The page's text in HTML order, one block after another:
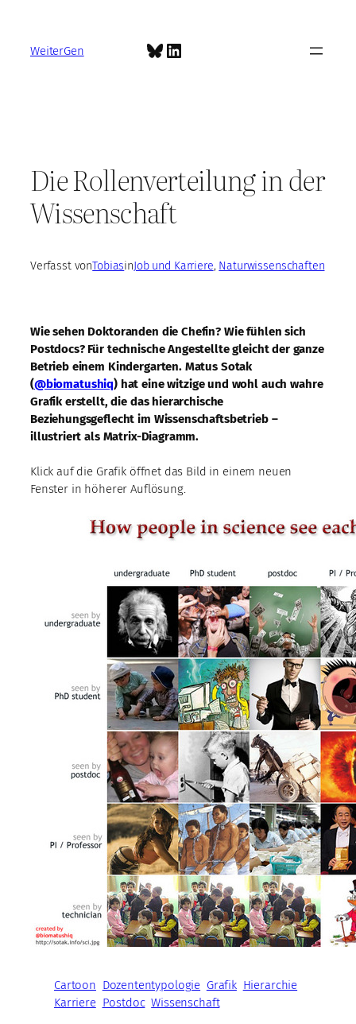
springen
WeiterGen Bluesky
LinkedIn
Die Rollenverteilung in der
Wissenschaft
Verfasst vonTobiasinJob und Karriere, Naturwissenschaften
Wie sehen Doktoranden die Chefin? Wie fühlen sich
Postdocs? Für technische Angestellte gleicht der ganze
Betrieb einem Kindergarten. Matus Sotak
(@biomatushiq) hat eine witzige und wohl auch wahre
Grafik erstellt, die das hierarchische
Beziehungsgeflecht im Wissenschaftsbetrieb –
illustriert als Matrix-Diagramm.
Klick auf die Grafik öffnet das Bild in einem neuen
Fenster in höherer Auflösung.
Cartoon Dozententypologie Grafik Hierarchie
Karriere Postdoc Wissenschaft